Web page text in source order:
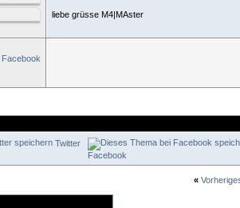
liebe grüsse M4|MAster
Twitter
Facebook
«